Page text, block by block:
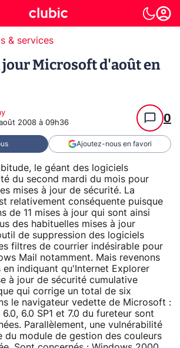
& services
jour Microsoft d'août en
2008 à 09h36 0
Ajoutez-nous en favori
le géant des logiciels
du second mardi du mois pour
mises à jour de sécurité. La
relativement conséquente puisque
de 11 mises à jour qui sont ainsi
des habituelles mises à jour
de suppression des logiciels
filtres de courrier indésirable pour
Mail notamment. Mais revenons
indiquant qu'Internet Explorer
à jour de sécurité cumulative
qui corrige un total de six
le navigateur vedette de Microsoft :
6.0, 6.0 SP1 et 7.0 du fureteur sont
Parallèlement, une vulnérabilité
du module de gestion des couleurs